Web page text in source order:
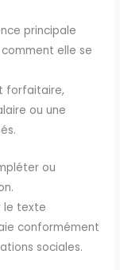
principale
elle se
forfaitaire,
ou une
ou
le texte
conformément
sociales.